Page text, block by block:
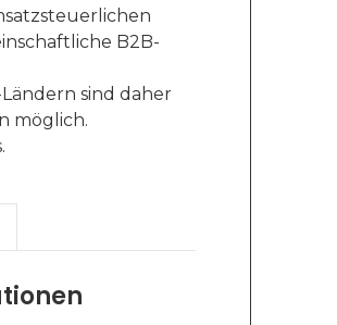
B2B-
sind daher
möglich.